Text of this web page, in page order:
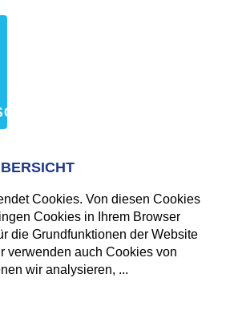
Cookies. Von diesen Cookies
Cookies in Ihrem Browser
die Grundfunktionen der Website
verwenden auch Cookies von
wir analysieren, ...